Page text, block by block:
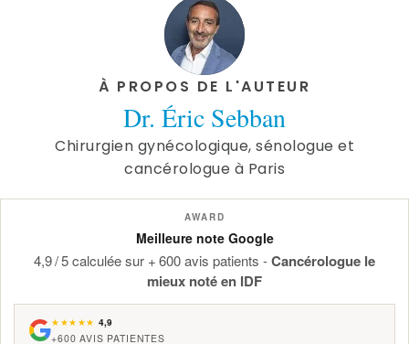
À PROPOS DE L'AUTEUR
Dr. Éric Sebban
Chirurgien gynécologique, sénologue et
cancérologue à Paris
AWARD
Meilleure note Google
4,9 / 5 calculée sur + 600 avis patients -Cancérologue le
mieux noté en IDF
★★★★★ 4,9
+600 AVIS PATIENTES